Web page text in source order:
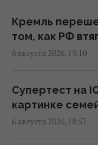
что его сутки
18:57 четверг, 06
срочных
18:56 четверг, 06
Кремль
том, как РФ
6 августа 2026, 19:10
Супертест на
картинке
6 августа 2026, 18:57